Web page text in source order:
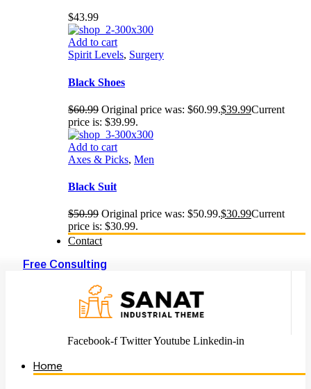
$43.99
Add to cart
Spirit Levels, Surgery
Black Shoes
$60.99 Original price was: $60.99.$39.99Current
price is: $39.99.
Add to cart
Axes & Picks, Men
Black Suit
$50.99 Original price was: $50.99.$30.99Current
price is: $30.99.
Contact
Free Consulting
Facebook-f Twitter Youtube Linkedin-in
Home